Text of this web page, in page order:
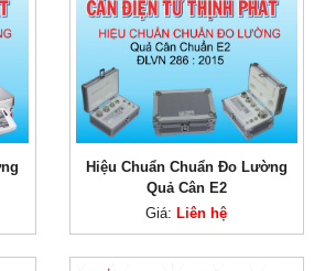
Hiệu Chuẩn Chuẩn Đo Lường
Quả Cân E2
Giá: Liên hệ